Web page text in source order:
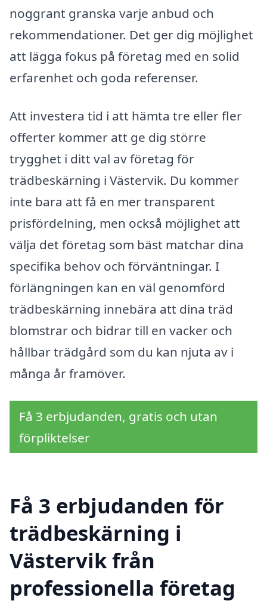
noggrant granska varje anbud och
rekommendationer. Det ger dig möjlighet
att lägga fokus på företag med en solid
erfarenhet och goda referenser.
Att investera tid i att hämta tre eller fler
offerter kommer att ge dig större
trygghet i ditt val av företag för
trädbeskärning i Västervik. Du kommer
inte bara att få en mer transparent
prisfördelning, men också möjlighet att
välja det företag som bäst matchar dina
specifika behov och förväntningar. I
förlängningen kan en väl genomförd
trädbeskärning innebära att dina träd
blomstrar och bidrar till en vacker och
hållbar trädgård som du kan njuta av i
många år framöver.
Få 3 erbjudanden, gratis och utan
förpliktelser
Få 3 erbjudanden för
trädbeskärning i
Västervik från
professionella företag